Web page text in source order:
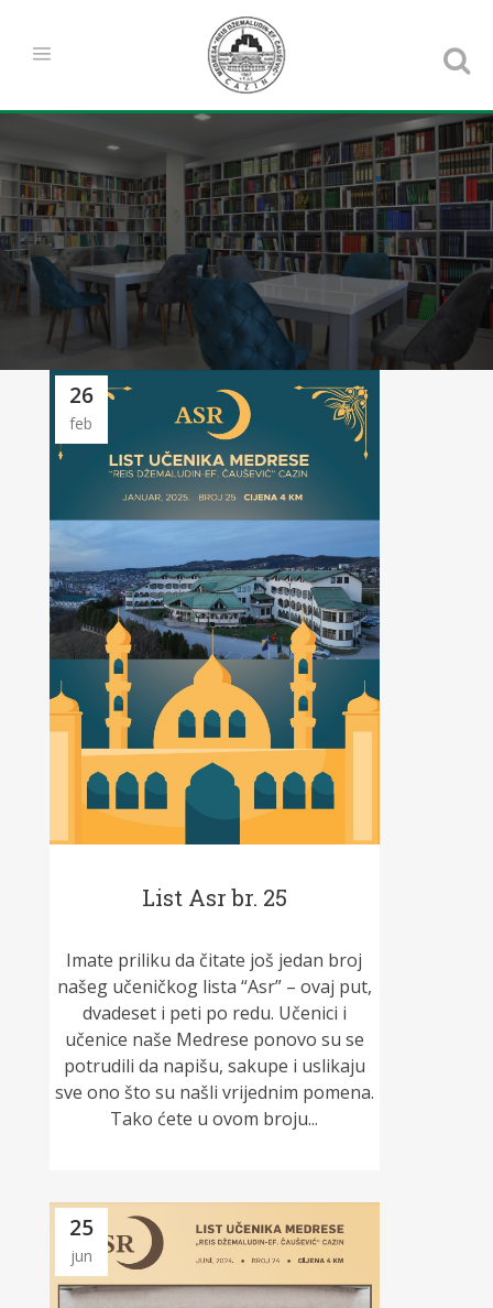
26
feb
List Asr br. 25
Imate priliku da čitate još jedan broj
našeg učeničkog lista “Asr” – ovaj put,
dvadeset i peti po redu. Učenici i
učenice naše Medrese ponovo su se
potrudili da napišu, sakupe i uslikaju
sve ono što su našli vrijednim pomena.
Tako ćete u ovom broju...
25
jun